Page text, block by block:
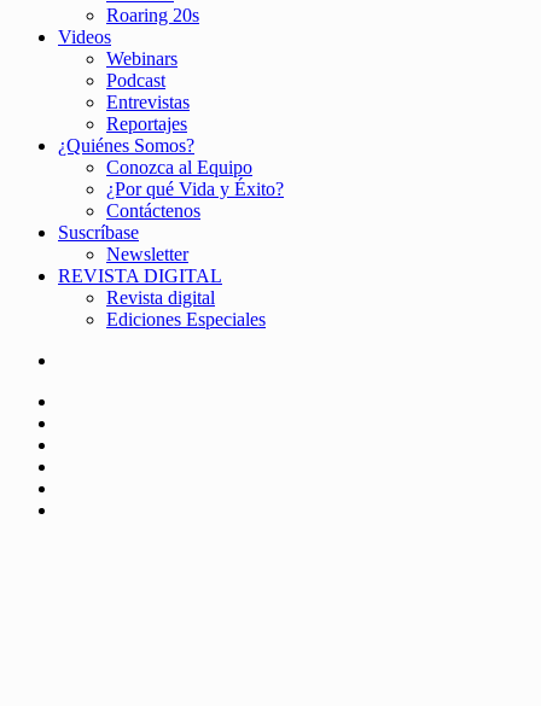
Roaring 20s
Videos
Webinars
Podcast
Entrevistas
Reportajes
¿Quiénes Somos?
Conozca al Equipo
¿Por qué Vida y Éxito?
Contáctenos
Suscríbase
Newsletter
REVISTA DIGITAL
Revista digital
Ediciones Especiales